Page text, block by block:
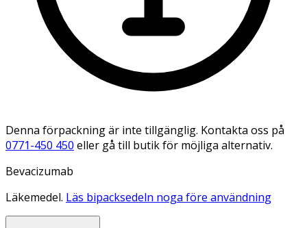
Denna förpackning är inte tillgänglig. Kontakta oss på
0771-450 450 eller gå till butik för möjliga alternativ.
Bevacizumab
Läkemedel. Läs bipacksedeln noga före användning